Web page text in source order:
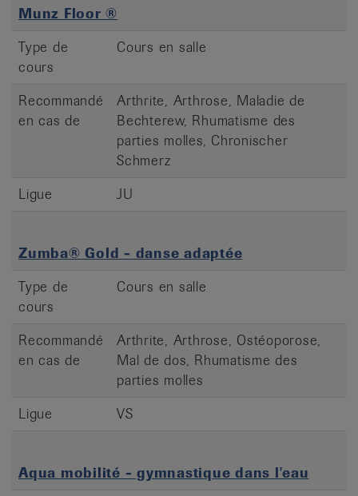
Munz Floor ®
Type de
cours
Cours en salle
Recommandé
en cas de
Arthrite, Arthrose, Maladie de
Bechterew, Rhumatisme des
parties molles, Chronischer
Schmerz
Ligue
JU
Zumba® Gold - danse adaptée
Type de
cours
Cours en salle
Recommandé
en cas de
Arthrite, Arthrose, Ostéoporose,
Mal de dos, Rhumatisme des
parties molles
Ligue
VS
Aqua mobilité - gymnastique dans l'eau